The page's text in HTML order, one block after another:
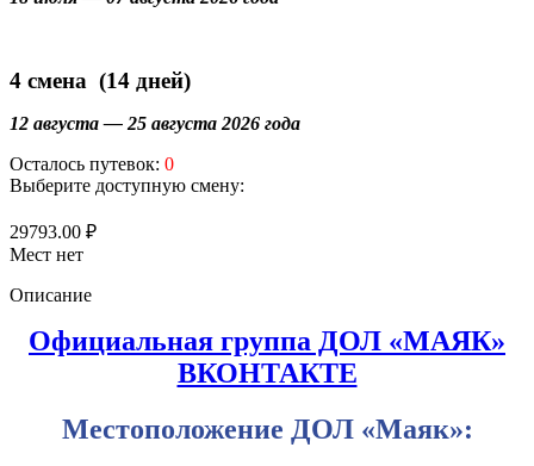
4 смена (14 дней)
12 августа — 25 августа 2026 года
Осталось путевок: 0
Выберите доступную смену:
29793.00 ₽
Мест нет
Описание
Официальная группа ДОЛ «МАЯК»
ВКОНТАКТЕ
Местоположение ДОЛ «Маяк»: